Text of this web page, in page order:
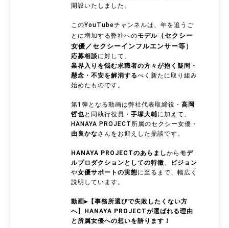
開設いたしました。
このYouTubeチャンネルは、年を追うご
とに増加する弊社へのモデル （セクシー
女優／セクシーインフルエンサー等）
応募相談に対して、
業界入りを悩む求職者の方々が抱く疑問・
懸念・不安を解消するべく新たに取り組み
始めたものです。
第1弾となる動画は弊社代表取締役・高岡
哲也と同執行役員・手塚大輔に加えて、
HANAYA PROJECT所属のセクシー女優・
由良かなさんをお迎えした鼎談です。
HANAYA PROJECTのあらましから モデ
ルプロダクションとしての特徴、
ビジョン
や女優サポートの実態に至るまで、幅広く
説明しています。
動画▸ 【事務所選びで失敗したくない方
へ】HANAYA PROJECTが選ばれる理由
と所属女優への想いを語ります！